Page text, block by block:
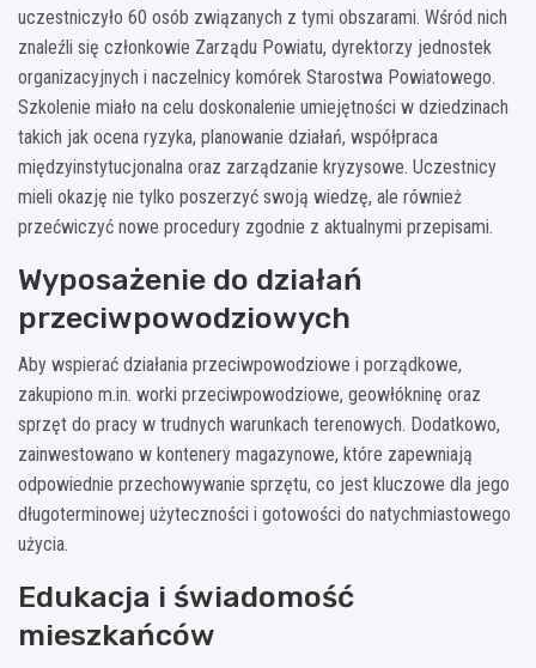
uczestniczyło 60 osób związanych z tymi obszarami. Wśród nich
znaleźli się członkowie Zarządu Powiatu, dyrektorzy jednostek
organizacyjnych i naczelnicy komórek Starostwa Powiatowego.
Szkolenie miało na celu doskonalenie umiejętności w dziedzinach
takich jak ocena ryzyka, planowanie działań, współpraca
międzyinstytucjonalna oraz zarządzanie kryzysowe. Uczestnicy
mieli okazję nie tylko poszerzyć swoją wiedzę, ale również
przećwiczyć nowe procedury zgodnie z aktualnymi przepisami.
Wyposażenie do działań
przeciwpowodziowych
Aby wspierać działania przeciwpowodziowe i porządkowe,
zakupiono m.in. worki przeciwpowodziowe, geowłókninę oraz
sprzęt do pracy w trudnych warunkach terenowych. Dodatkowo,
zainwestowano w kontenery magazynowe, które zapewniają
odpowiednie przechowywanie sprzętu, co jest kluczowe dla jego
długoterminowej użyteczności i gotowości do natychmiastowego
użycia.
Edukacja i świadomość
mieszkańców